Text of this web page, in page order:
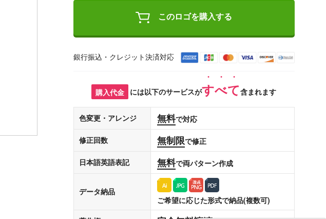
このロゴを購入する
銀行振込・クレジット決済対応
購入代金 には以下のサービスがすべて含まれます
色変更・アレンジ 無料で対応
修正回数 無制限で修正
日本語英語表記 無料で両パターン作成
データ納品
ご希望に応じた形式で納品(複数可)